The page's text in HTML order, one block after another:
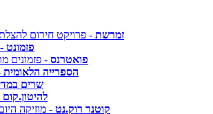
זמרשת - פרויקט חירום
פזמונט
פואטרנס - פזמונים
הספרייה הלאומית
שרים
להיטון.קום
קוטנר רוק.נט - מוזיקה